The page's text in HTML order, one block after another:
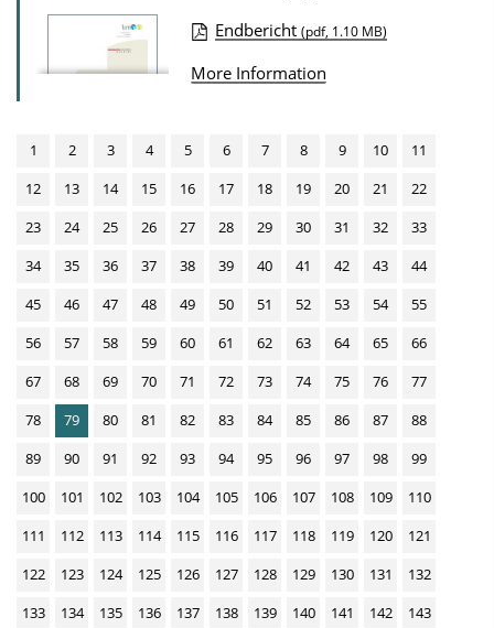
D
o
l
o
a
u
l
i
t
i
o
o
w
n
a
d
Endbericht (pdf, 1.10 MB)
More Information
1 2 3 4 5 6 7 8 9 10
11
12
13 14 15 16 17 18 19 20 21
22
23
24 25 26 27 28 29 30 31 32
33
34
35 36 37 38 39 40 41 42 43
44
45
46 47 48 49 50 51 52 53 54
55
56
57 58 59 60 61 62 63 64 65
66
67
68 69 70 71 72 73 74 75 76
77
78
79 80 81 82 83 84 85 86 87
88
89
90 91 92 93 94 95 96 97 98
99
100
101 102 103 104 105 106 107 108 109
110
111
112 113 114 115 116 117 118 119 120
121
122
123 124 125 126 127 128 129 130 131
132
133
134 135 136 137 138 139 140 141 142
143